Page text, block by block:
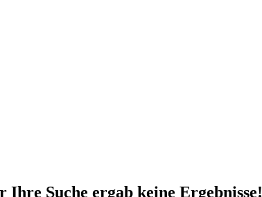
Ihre Suche ergab keine Ergebnisse!